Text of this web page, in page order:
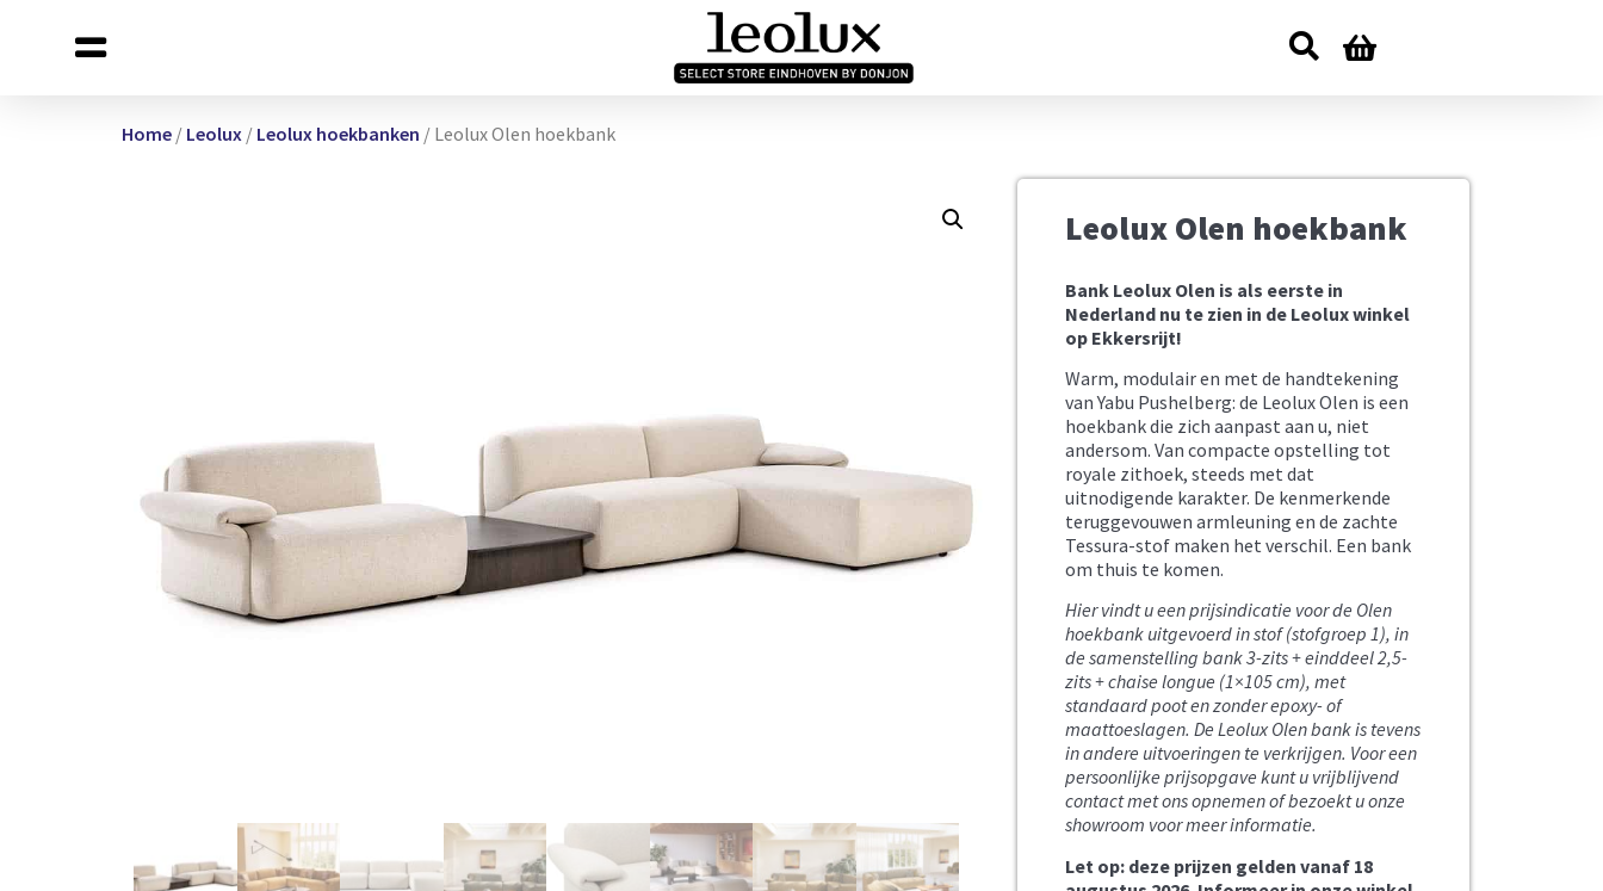
Home / Leolux / Leolux hoekbanken / Leolux Olen hoekbank
Leolux Olen hoekbank
Bank Leolux Olen is als eerste in
Nederland nu te zien in de Leolux winkel
op Ekkersrijt!
Warm, modulair en met de handtekening
van Yabu Pushelberg: de Leolux Olen is een
hoekbank die zich aanpast aan u, niet
andersom. Van compacte opstelling tot
royale zithoek, steeds met dat
uitnodigende karakter. De kenmerkende
teruggevouwen armleuning en de zachte
Tessura-stof maken het verschil. Een bank
om thuis te komen.
Hier vindt u een prijsindicatie voor de Olen
hoekbank uitgevoerd in stof (stofgroep 1), in
de samenstelling bank 3-zits + einddeel 2,5-
zits + chaise longue (1×105 cm), met
standaard poot en zonder epoxy- of
maattoeslagen. De Leolux Olen bank is tevens
in andere uitvoeringen te verkrijgen. Voor een
persoonlijke prijsopgave kunt u vrijblijvend
contact met ons opnemen of bezoekt u onze
showroom voor meer informatie.
Let op: deze prijzen gelden vanaf 18